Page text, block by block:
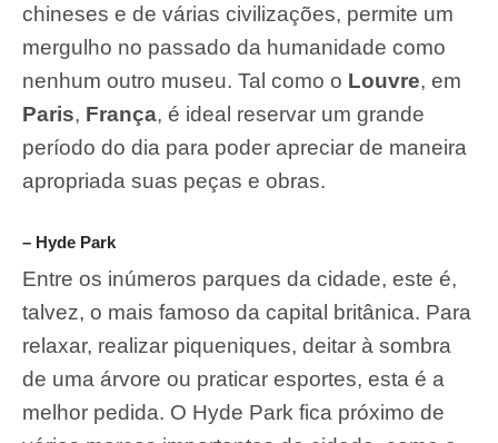
chineses e de várias civilizações, permite um
mergulho no passado da humanidade como
nenhum outro museu. Tal como o Louvre, em
Paris, França, é ideal reservar um grande
período do dia para poder apreciar de maneira
apropriada suas peças e obras.
– Hyde Park
Entre os inúmeros parques da cidade, este é,
talvez, o mais famoso da capital britânica. Para
relaxar, realizar piqueniques, deitar à sombra
de uma árvore ou praticar esportes, esta é a
melhor pedida. O Hyde Park fica próximo de